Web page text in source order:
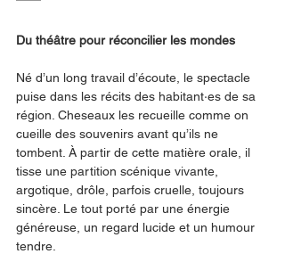
Du théâtre pour réconcilier les mondes
Né d’un long travail d’écoute, le spectacle
puise dans les récits des habitant·es de sa
région. Cheseaux les recueille comme on
cueille des souvenirs avant qu’ils ne
tombent. À partir de cette matière orale, il
tisse une partition scénique vivante,
argotique, drôle, parfois cruelle, toujours
sincère. Le tout porté par une énergie
généreuse, un regard lucide et un humour
tendre.